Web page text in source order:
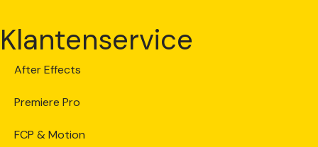
Klantenservice
After Effects
Premiere Pro
FCP & Motion